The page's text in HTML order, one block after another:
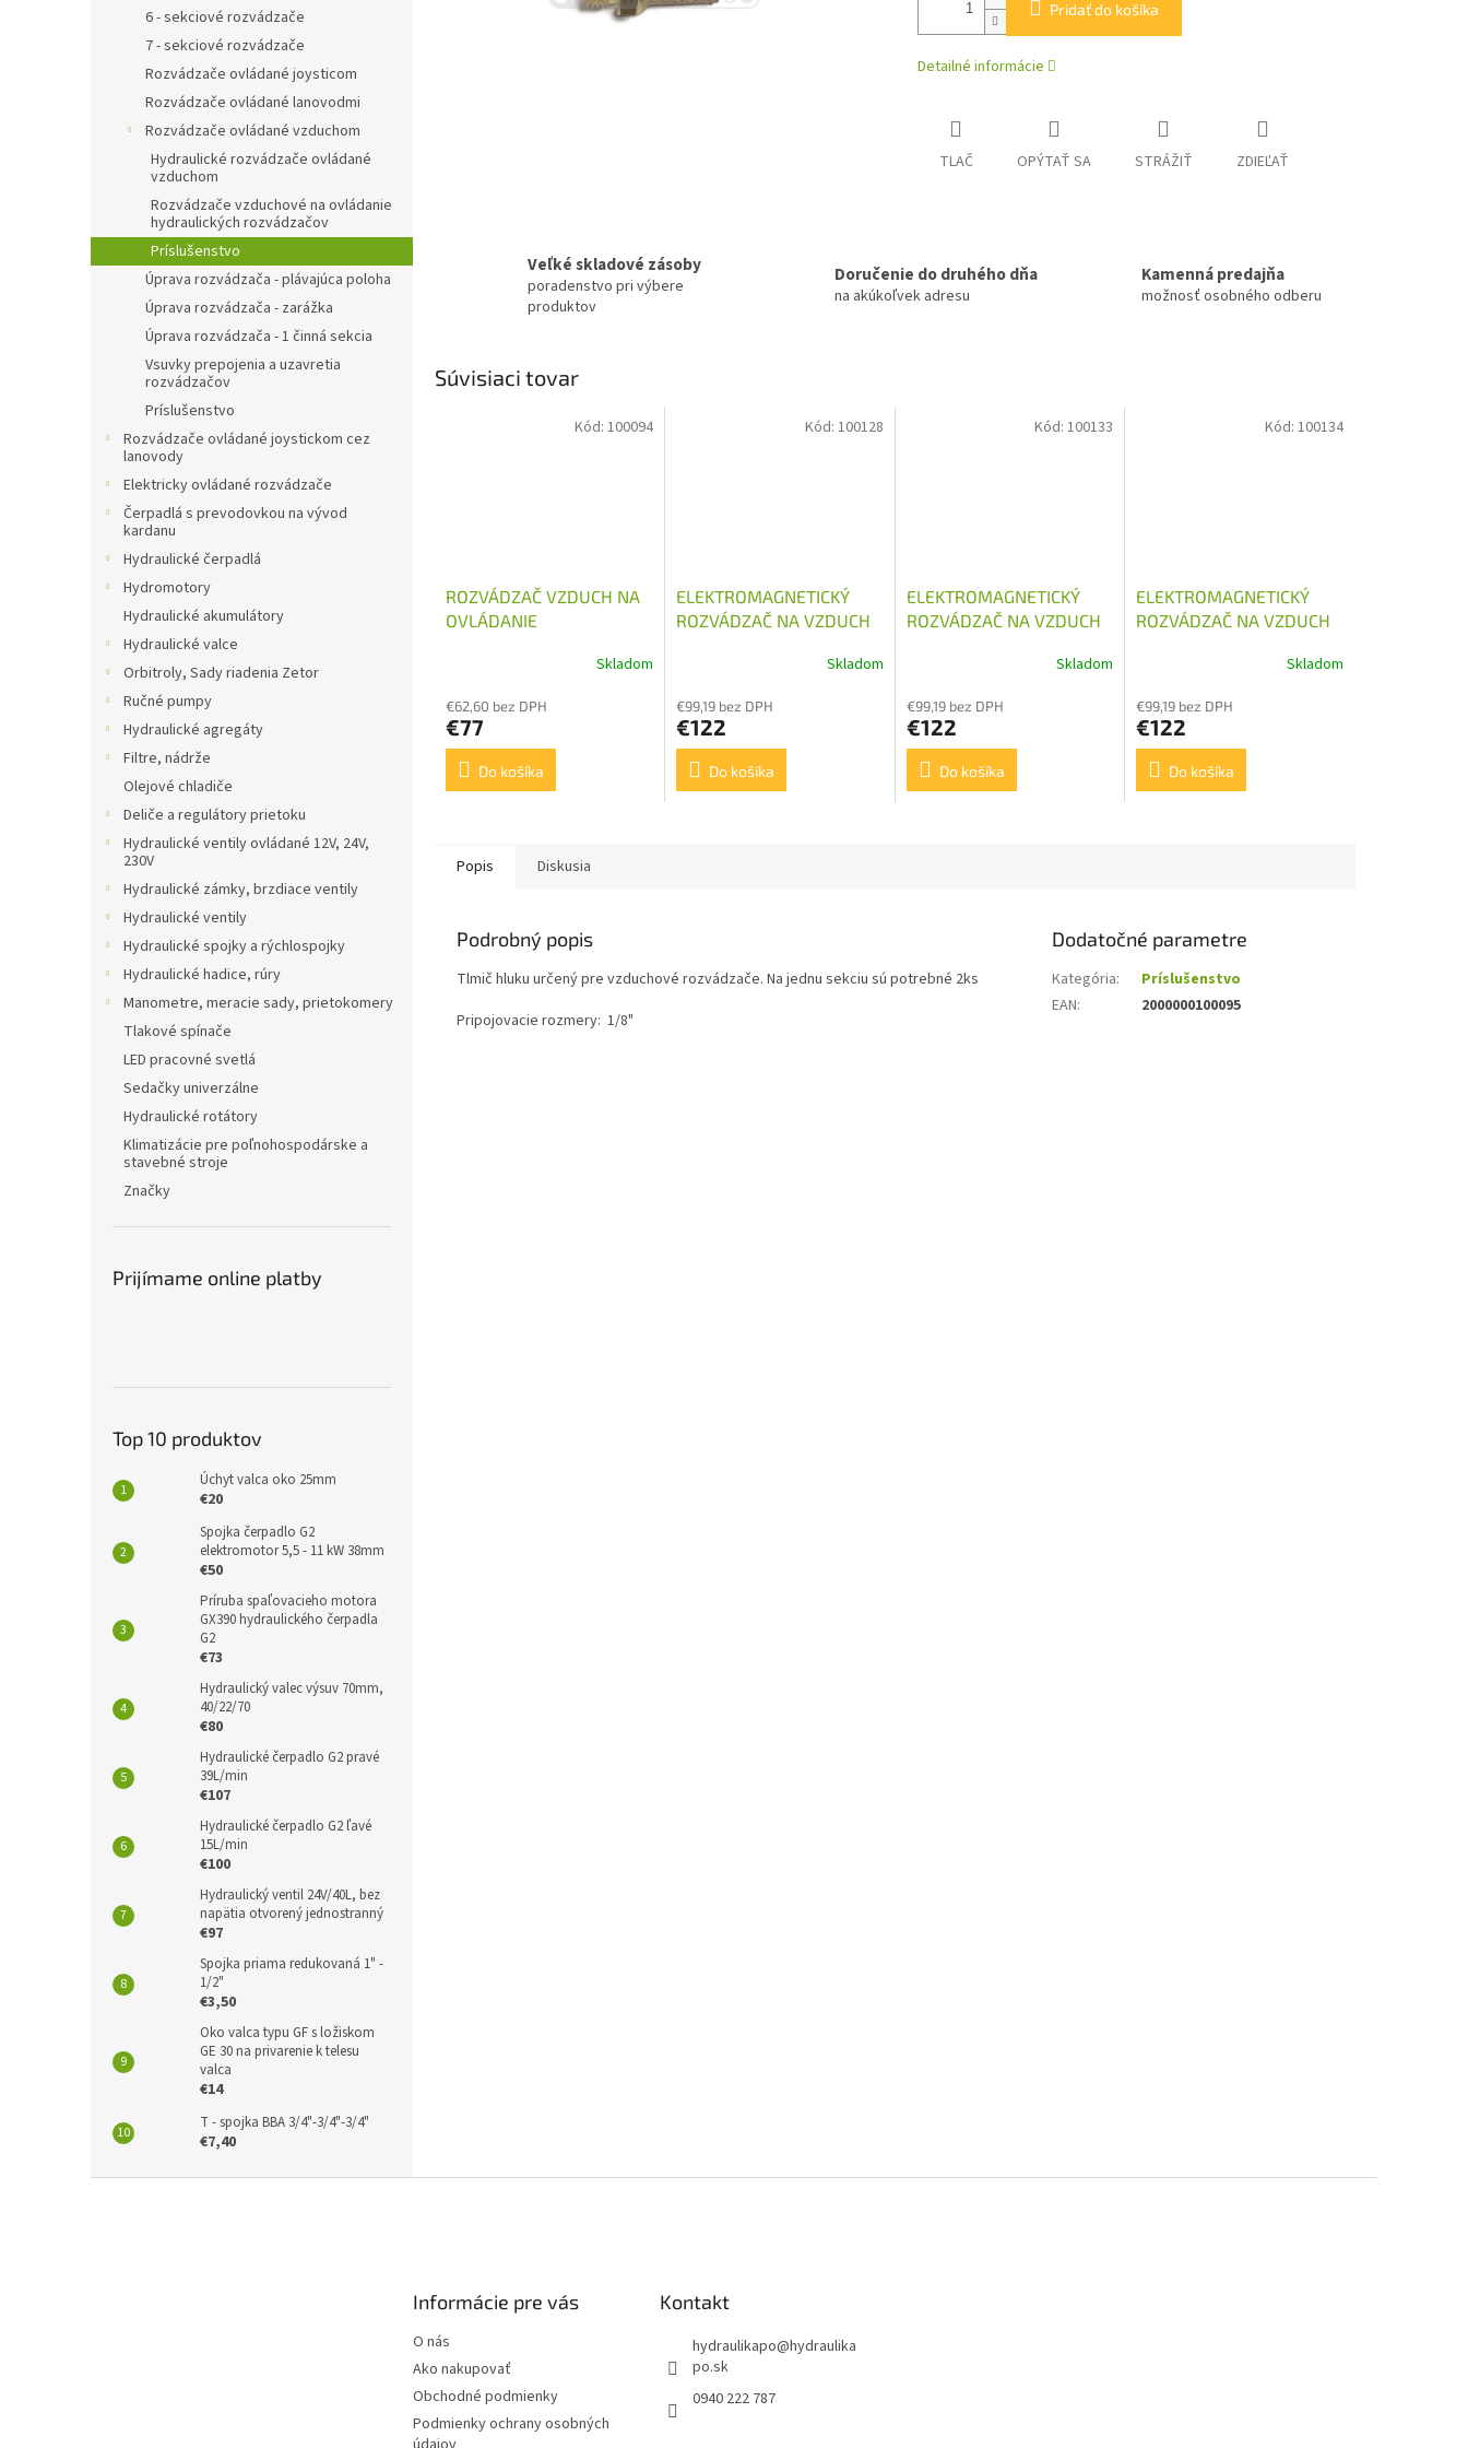
6 - sekciové rozvádzače
7 - sekciové rozvádzače
Rozvádzače ovládané joysticom
Rozvádzače ovládané lanovodmi
Rozvádzače ovládané vzduchom
Hydraulické rozvádzače ovládané
vzduchom
Rozvádzače vzduchové na ovládanie
hydraulických rozvádzačov
Príslušenstvo
Úprava rozvádzača - plávajúca poloha
Úprava rozvádzača - zarážka
Úprava rozvádzača - 1 činná sekcia
Vsuvky prepojenia a uzavretia
rozvádzačov
Príslušenstvo
Rozvádzače ovládané joystickom cez
lanovody
Elektricky ovládané rozvádzače
Čerpadlá s prevodovkou na vývod
kardanu
Hydraulické čerpadlá
Hydromotory
Hydraulické akumulátory
Hydraulické valce
Orbitroly, Sady riadenia Zetor
Ručné pumpy
Hydraulické agregáty
Filtre, nádrže
Olejové chladiče
Deliče a regulátory prietoku
Hydraulické ventily ovládané 12V, 24V,
230V
Hydraulické zámky, brzdiace ventily
Hydraulické ventily
Hydraulické spojky a rýchlospojky
Hydraulické hadice, rúry
Manometre, meracie sady, prietokomery
Tlakové spínače
LED pracovné svetlá
Sedačky univerzálne
Hydraulické rotátory
Klimatizácie pre poľnohospodárske a
stavebné stroje
Značky
Prijímame online platby
Top 10 produktov
Úchyt valca oko 25mm
€20
Spojka čerpadlo G2
elektromotor 5,5 - 11 kW 38mm
€50
Príruba spaľovacieho motora
GX390 hydraulického čerpadla
G2
€73
Hydraulický valec výsuv 70mm,
40/22/70
€80
Hydraulické čerpadlo G2 pravé
39L/min
€107
Hydraulické čerpadlo G2 ľavé
15L/min
€100
Hydraulický ventil 24V/40L, bez
napätia otvorený jednostranný
€97
Spojka priama redukovaná 1" -
1/2"
€3,50
Oko valca typu GF s ložiskom
GE 30 na privarenie k telesu
valca
€14
T - spojka BBA 3/4"-3/4"-3/4"
€7,40
Pridať do košíka
Detailné informácie
TLAČ OPÝTAŤ SA STRÁŽIŤ ZDIEĽAŤ
Veľké skladové zásoby
poradenstvo pri výbere
produktov
Doručenie do druhého dňa
na akúkoľvek adresu
Kamenná predajňa
možnosť osobného odberu
Súvisiaci tovar
ROZVÁDZAČ VZDUCH NA
OVLÁDANIE
Skladom
€62,60 bez DPH
€77
Do košíka
Kód: 100094
ELEKTROMAGNETICKÝ
ROZVÁDZAČ NA VZDUCH
Skladom
€99,19 bez DPH
€122
Do košíka
Kód: 100128
ELEKTROMAGNETICKÝ
ROZVÁDZAČ NA VZDUCH
Skladom
€99,19 bez DPH
€122
Do košíka
Kód:100133
ELEKTROMAGNETICKÝ
ROZVÁDZAČ NA VZDUCH
Skladom
€99,19 bez DPH
€122
Do košíka
Kód: 100134
Popis Diskusia
Podrobný popis
Tlmič hluku určený pre vzduchové rozvádzače. Na jednu sekciu sú potrebné 2ks
Pripojovacie rozmery: 1/8"
Dodatočné parametre
Kategória:
Príslušenstvo
EAN: 2000000100095
Informácie pre vás
O nás
Ako nakupovať
Obchodné podmienky
Podmienky ochrany osobných
Kontakt
hydraulikapo@hydraulika
po.sk
0940 222 787